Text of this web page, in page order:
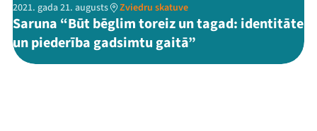
2021. gada 21. augusts Zviedru skatuve
Saruna “Būt bēglim toreiz un tagad: identitāte
un piederība gadsimtu gaitā”